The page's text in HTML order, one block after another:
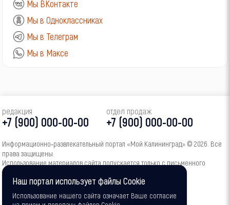
Мы ВКонтакте
Мы в Одноклассниках
Мы в Телеграм
Мы в Максе
редакция
+7 (900) 000-00-00
отдел продаж
+7 (900) 000-00-00
Информационно‑развлекательный портал «Мой Калининград» © 2026. Все
права защищены.
Использование материалов сайта допускается только с письменного
согласия администрации портала.
16+
Наш портал использует файлы Cookie
Использование нашего сайта означает Ваше согласие